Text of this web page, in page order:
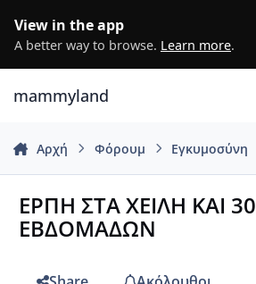
View in the app
A better way to browse. Learn more.
mammyland
Αρχή Φόρουμ Εγκυμοσύνη
ΕΡΠΗ ΣΤΑ ΧΕΙΛΗ ΚΑΙ 30
ΕΒΔΟΜΑΔΩΝ